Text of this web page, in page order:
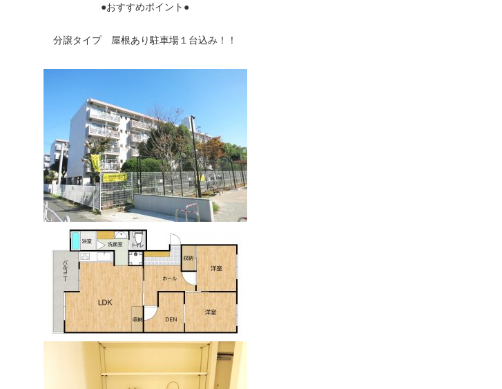
●おすすめポイント●
分譲タイプ 屋根あり駐車場１台込み！！